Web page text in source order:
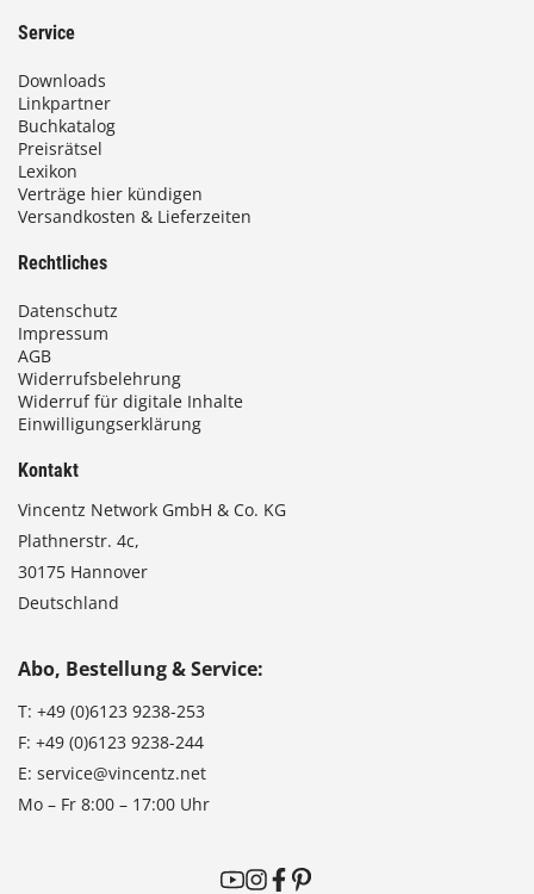
€
Service
Downloads
Linkpartner
Buchkatalog
Preisrätsel
Lexikon
Verträge hier kündigen
Versandkosten & Lieferzeiten
Rechtliches
Datenschutz
Impressum
AGB
Widerrufsbelehrung
Widerruf für digitale Inhalte
Einwilligungserklärung
Kontakt
Vincentz Network GmbH & Co. KG
Plathnerstr. 4c,
30175 Hannover
Deutschland
Abo, Bestellung & Service:
T: +49 (0)6123 9238-253
F: +49 (0)6123 9238-244
E: service@vincentz.net
Mo – Fr 8:00 – 17:00 Uhr